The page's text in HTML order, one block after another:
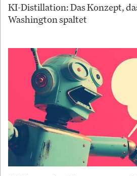
KI-Distillation: Das Konzept,
Washington spaltet